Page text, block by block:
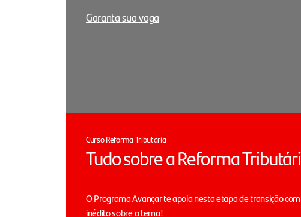
Garanta sua vaga
Curso Reforma Tributária
Tudo sobre a Reforma
O Programa Avançar te apoia nesta etapa de transição
inédito sobre o tema!